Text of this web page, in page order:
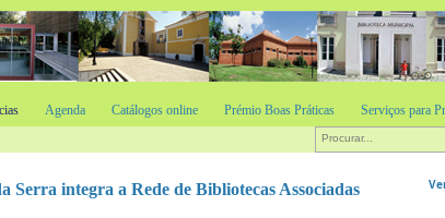
Agenda Catálogos online Prémio Boas Práticas Serviços para
integra a Rede de Bibliotecas Associadas